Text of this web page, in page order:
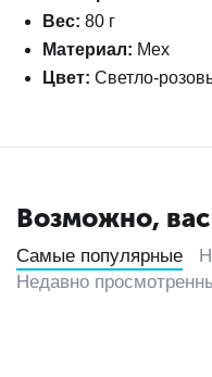
Вес: 80 г
Материал: Мех
Цвет: Светло-
Возможно, вас
Самые популярные
Недавно